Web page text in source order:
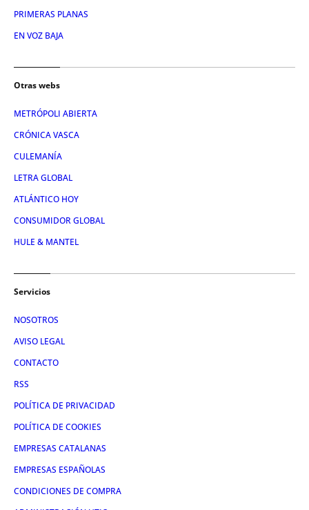
PRIMERAS PLANAS
EN VOZ BAJA
Otras webs
METRÓPOLI ABIERTA
CRÓNICA VASCA
CULEMANÍA
LETRA GLOBAL
ATLÁNTICO HOY
CONSUMIDOR GLOBAL
HULE & MANTEL
Servicios
NOSOTROS
AVISO LEGAL
CONTACTO
RSS
POLÍTICA DE PRIVACIDAD
POLÍTICA DE COOKIES
EMPRESAS CATALANAS
EMPRESAS ESPAÑOLAS
CONDICIONES DE COMPRA